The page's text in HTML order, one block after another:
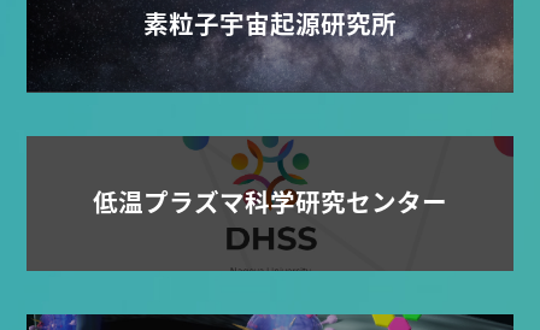
素粒子宇宙起源研究所
低温プラズマ科学研究センター